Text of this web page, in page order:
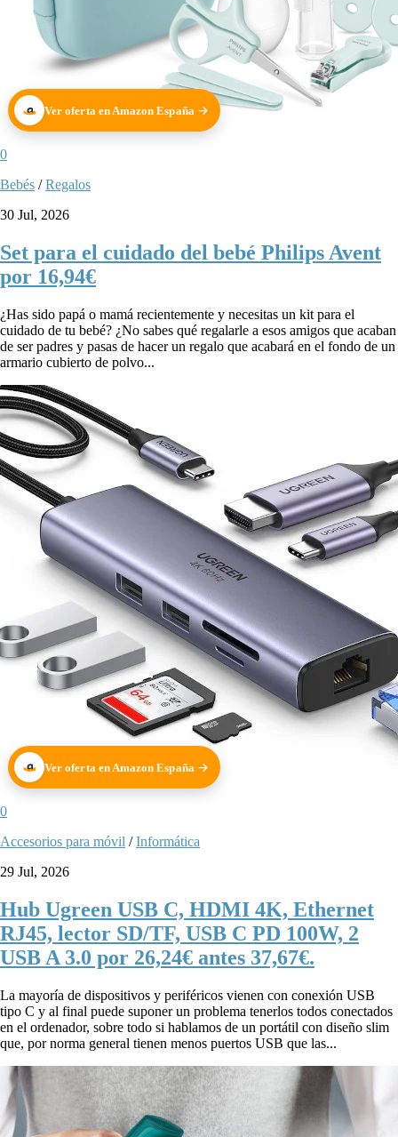
Ver oferta en Amazon España
0
Bebés /Regalos
30 Jul, 2026
Set para el cuidado del bebé Philips Avent
por 16,94€
¿Has sido papá o mamá recientemente y necesitas un kit para el
cuidado de tu bebé? ¿No sabes qué regalarle a esos amigos que acaban
de ser padres y pasas de hacer un regalo que acabará en el fondo de un
armario cubierto de polvo...
Ver oferta en Amazon España
0
Accesorios para móvil /Informática
29 Jul, 2026
Hub Ugreen USB C, HDMI 4K, Ethernet
RJ45, lector SD/TF, USB C PD 100W, 2
USB A 3.0 por 26,24€ antes 37,67€.
La mayoría de dispositivos y periféricos vienen con conexión USB
tipo C y al final puede suponer un problema tenerlos todos conectados
en el ordenador, sobre todo si hablamos de un portátil con diseño slim
que, por norma general tienen menos puertos USB que las...